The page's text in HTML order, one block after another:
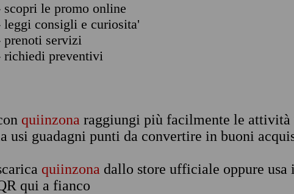
scopri le promo online
leggi consigli e curiosita'
prenoti servizi
richiedi preventivi
quiinzona raggiungi più facilmente le attività
usi guadagni punti da convertire in buoni
quiinzona dallo store ufficiale oppure usa
qui a fianco